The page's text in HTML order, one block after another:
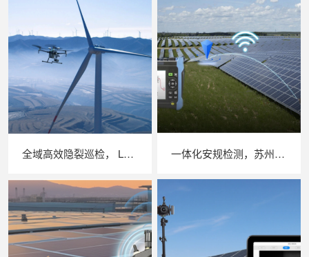
全域高效隐裂巡检， LAILX LXH210 无人机 EL 检测系统革新大型光伏电站质检模式 一体化安规检测，苏州 LAILX LXH601 绝缘接地综合测试仪筑牢光伏电站电气安全防线